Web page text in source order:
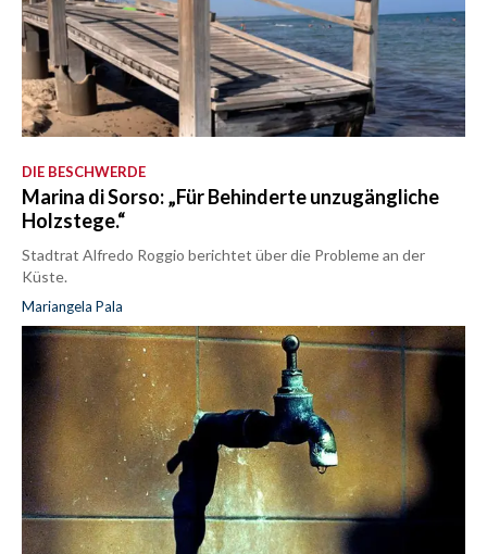
DIE BESCHWERDE
Marina di Sorso: „Für Behinderte unzugängliche
Holzstege.“
Stadtrat Alfredo Roggio berichtet über die Probleme an der
Küste.
Mariangela Pala